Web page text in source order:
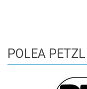
POLEA